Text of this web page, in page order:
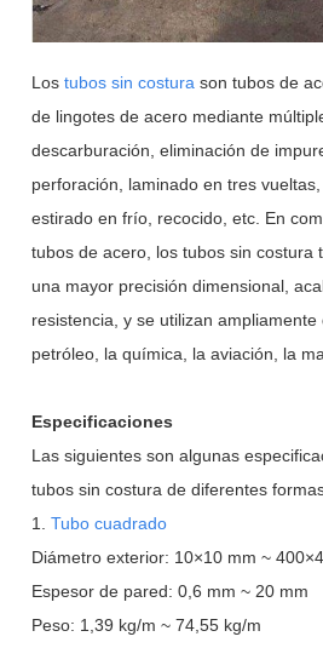
Lostubos sin costura son tubos de
de lingotes de acero mediante
descarburación, eliminación de
perforación, laminado en tres
estirado en frío, recocido, etc. En
tubos de acero, los tubos sin costura
una mayor precisión dimensional,
resistencia, y se utilizan
petróleo, la química, la aviación, la
Especificaciones
Las siguientes son algunas
tubos sin costura de diferentes
1.Tubo cuadrado
Diámetro exterior: 10×10 mm ~
Espesor de pared: 0,6 mm ~ 20 mm
Peso: 1,39 kg/m ~ 74,55 kg/m